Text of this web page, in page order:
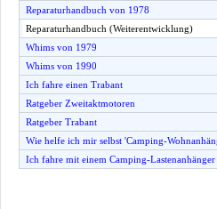
Reparaturhandbuch von 1978
Reparaturhandbuch (Weiterentwicklung)
Whims von 1979
Whims von 1990
Ich fahre einen Trabant
Ratgeber Zweitaktmotoren
Ratgeber Trabant
Wie helfe ich mir selbst 'Camping-
Ich fahre mit einem Camping-Lastenanhänger